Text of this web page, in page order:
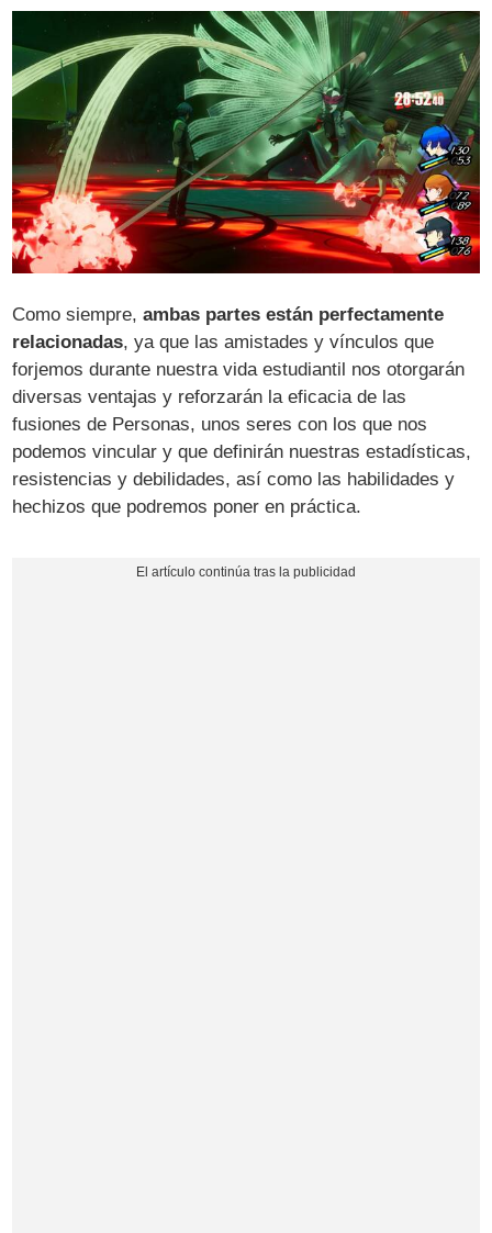
Como siempre,ambas partes están perfectamente
relacionadas, ya que las amistades y vínculos que
forjemos durante nuestra vida estudiantil nos otorgarán
diversas ventajas y reforzarán la eficacia de las
fusiones de Personas, unos seres con los que nos
podemos vincular y que definirán nuestras estadísticas,
resistencias y debilidades, así como las habilidades y
hechizos que podremos poner en práctica.